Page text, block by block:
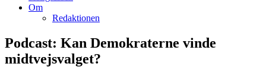
Om
Redaktionen
Podcast: Kan Demokraterne vinde
midtvejsvalget?